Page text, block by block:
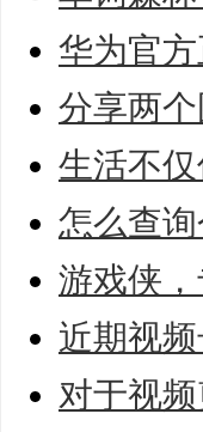
华为官
分享两
生活不
怎么查
游戏侠
近期视
对于视